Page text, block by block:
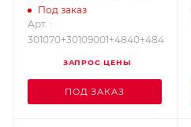
кВт/32 л.с.), насос ВД
Speck P45
301070+30109001+4840+484
Под заказ
Арт. :
301070+30109001+4840+484
ЗАПРОС ЦЕНЫ
ПОД ЗАКАЗ